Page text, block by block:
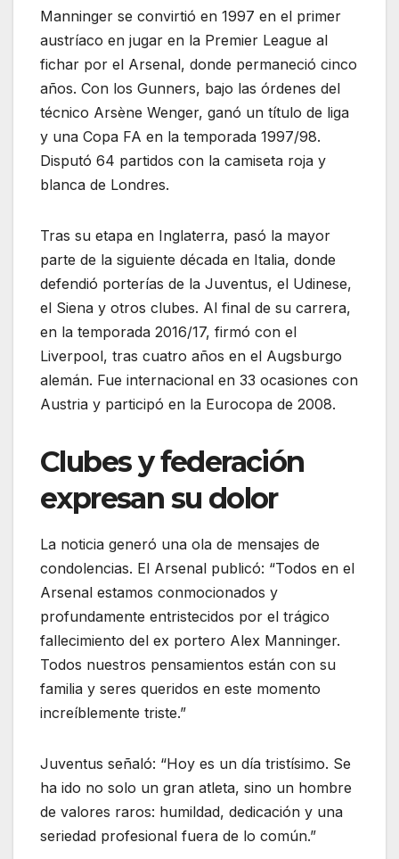
Manninger se convirtió en 1997 en el primer
austríaco en jugar en la Premier League al
fichar por el Arsenal, donde permaneció cinco
años. Con los Gunners, bajo las órdenes del
técnico Arsène Wenger, ganó un título de liga
y una Copa FA en la temporada 1997/98.
Disputó 64 partidos con la camiseta roja y
blanca de Londres.
Tras su etapa en Inglaterra, pasó la mayor
parte de la siguiente década en Italia, donde
defendió porterías de la Juventus, el Udinese,
el Siena y otros clubes. Al final de su carrera,
en la temporada 2016/17, firmó con el
Liverpool, tras cuatro años en el Augsburgo
alemán. Fue internacional en 33 ocasiones con
Austria y participó en la Eurocopa de 2008.
Clubes y federación
expresan su dolor
La noticia generó una ola de mensajes de
condolencias. El Arsenal publicó: “Todos en el
Arsenal estamos conmocionados y
profundamente entristecidos por el trágico
fallecimiento del ex portero Alex Manninger.
Todos nuestros pensamientos están con su
familia y seres queridos en este momento
increíblemente triste.”
Juventus señaló: “Hoy es un día tristísimo. Se
ha ido no solo un gran atleta, sino un hombre
de valores raros: humildad, dedicación y una
seriedad profesional fuera de lo común.”